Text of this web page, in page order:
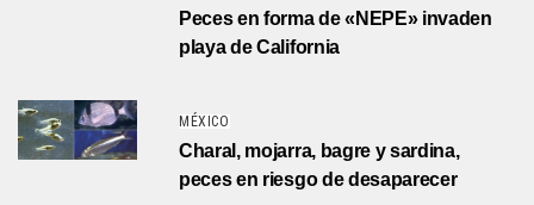
Peces en forma de «NEPE» invaden
playa de California
MÉXICO
Charal, mojarra, bagre y sardina,
peces en riesgo de desaparecer